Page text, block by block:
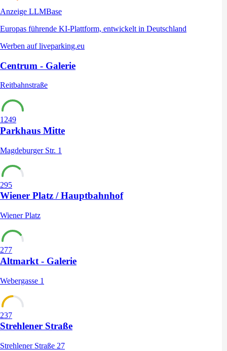
Anzeige LLMBase
Europas führende KI-Plattform, entwickelt in Deutschland
Werben auf liveparking.eu
Centrum - Galerie
Reitbahnstraße
1249
Parkhaus Mitte
Magdeburger Str. 1
295
Wiener Platz / Hauptbahnhof
Wiener Platz
277
Altmarkt - Galerie
Webergasse 1
237
Strehlener Straße
Strehlener Straße 27